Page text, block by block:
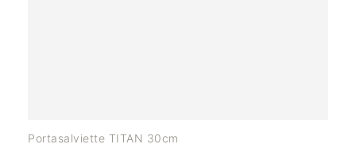
Portasalviette TITAN 30cm